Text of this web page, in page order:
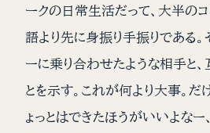
ークの日常生活だって、大半の
語より先に身振り手振りである。
ーに乗り合わせたような相手と
とを示す。これが何より大事。だ
ょっとはできたほうがいいよなー